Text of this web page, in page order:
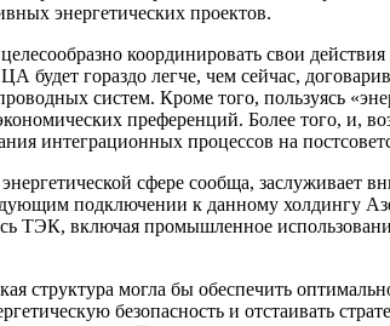
энергетических проектов.
координировать свои
будет гораздо легче, чем сейчас,
систем. Кроме того, пользуясь
преференций. Более того, и,
интеграционных процессов на
сфере сообща, заслуживает
подключении к данному холдингу
ТЭК, включая промышленное
структура могла бы обеспечить
безопасность и отстаивать